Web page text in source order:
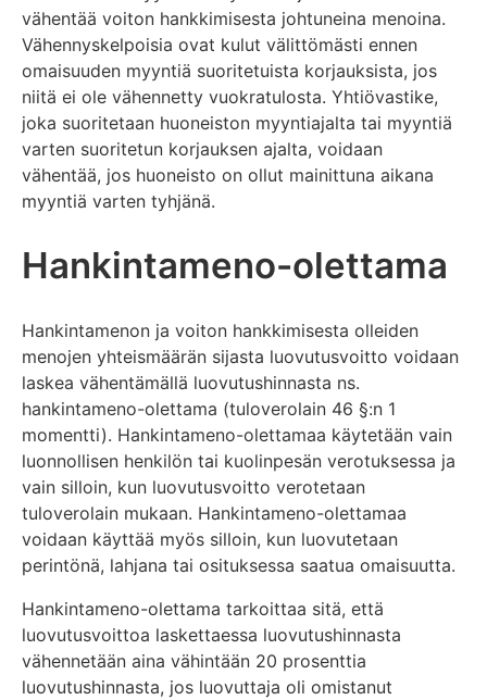
vähentää voiton hankkimisesta johtuneina menoina.
Vähennyskelpoisia ovat kulut välittömästi ennen
omaisuuden myyntiä suoritetuista korjauksista, jos
niitä ei ole vähennetty vuokratulosta. Yhtiövastike,
joka suoritetaan huoneiston myyntiajalta tai myyntiä
varten suoritetun korjauksen ajalta, voidaan
vähentää, jos huoneisto on ollut mainittuna aikana
myyntiä varten tyhjänä.
Hankintameno-olettama
Hankintamenon ja voiton hankkimisesta olleiden
menojen yhteismäärän sijasta luovutusvoitto voidaan
laskea vähentämällä luovutushinnasta ns.
hankintameno-olettama (tuloverolain 46 §:n 1
momentti). Hankintameno-olettamaa käytetään vain
luonnollisen henkilön tai kuolinpesän verotuksessa ja
vain silloin, kun luovutusvoitto verotetaan
tuloverolain mukaan. Hankintameno-olettamaa
voidaan käyttää myös silloin, kun luovutetaan
perintönä, lahjana tai osituksessa saatua omaisuutta.
Hankintameno-olettama tarkoittaa sitä, että
luovutusvoittoa laskettaessa luovutushinnasta
vähennetään aina vähintään 20 prosenttia
luovutushinnasta, jos luovuttaja oli omistanut